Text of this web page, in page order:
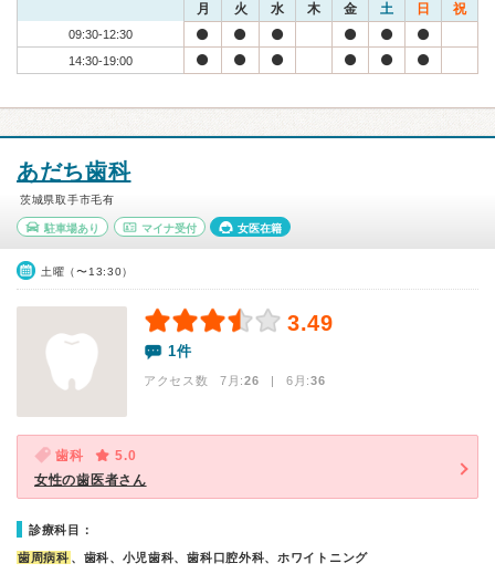
月 火 水 木 金 土 日 祝
09:30-12:30
14:30-19:00
あだち歯科
茨城県取手市毛有
駐車場あり マイナ受付 女医在籍
土曜（〜13:30）
3.49
1件
アクセス数 7月:26 | 6月:36
歯科
5.0
女性の歯医者さん
診療科目：
歯周病科 、歯科、小児歯科、歯科口腔外科、ホワイトニング